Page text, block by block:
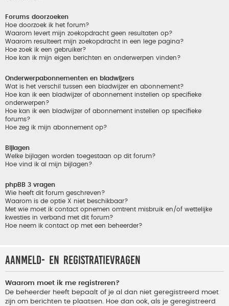
Forums doorzoeken
Hoe doorzoek ik het forum?
Waarom levert mijn zoekopdracht geen resultaten op?
Waarom resulteert mijn zoekopdracht in een lege pagina?
Hoe zoek ik een gebruiker?
Hoe kan ik mijn eigen berichten en onderwerpen vinden?
Onderwerpabonnementen en bladwijzers
Wat is het verschil tussen een bladwijzer en abonnement?
Hoe kan ik een bladwijzer of abonnement instellen op specifieke
onderwerpen?
Hoe kan ik een bladwijzer of abonnement instellen op specifieke
forums?
Hoe zeg ik mijn abonnement op?
Bijlagen
Welke bijlagen worden toegestaan op dit forum?
Hoe vind ik al mijn bijlagen?
phpBB 3 vragen
Wie heeft dit forum geschreven?
Waarom is de optie X niet beschikbaar?
Met wie moet ik contact opnemen omtrent misbruik en/of wettelijke
kwesties in verband met dit forum?
Hoe neem ik contact op met een beheerder?
Aanmeld- en registratievragen
Waarom moet ik me registreren?
De beheerder heeft bepaalt of je al dan niet geregistreerd moet
zijn om berichten te plaatsen. Hoe dan ook, als je geregistreerd